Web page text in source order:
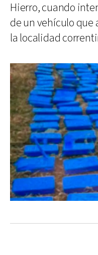
Hierro, cuando
de un vehículo que
la localidad